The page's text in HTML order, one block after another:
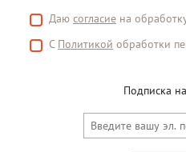
Даю согласие на
С Политикой обработки
Подписка